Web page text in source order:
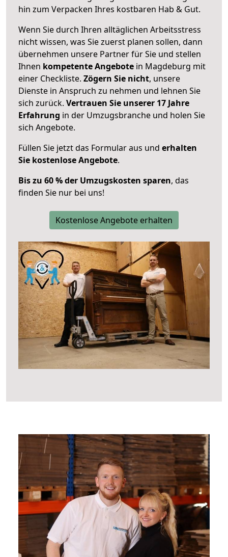
hin zum Verpacken Ihres kostbaren Hab & Gut.
Wenn Sie durch Ihren alltäglichen Arbeitsstress
nicht wissen, was Sie zuerst planen sollen, dann
übernehmen unsere Partner für Sie und stellen
Ihnen kompetente Angebote in Magdeburg mit
einer Checkliste. Zögern Sie nicht, unsere
Dienste in Anspruch zu nehmen und lehnen Sie
sich zurück. Vertrauen Sie unserer 17 Jahre
Erfahrung in der Umzugsbranche und holen Sie
sich Angebote.
Füllen Sie jetzt das Formular aus und erhalten
Sie kostenlose Angebote.
Bis zu 60 % der Umzugskosten sparen, das
finden Sie nur bei uns!
Kostenlose Angebote erhalten